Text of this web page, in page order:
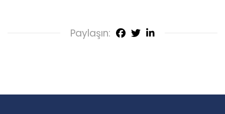
Paylaşın: